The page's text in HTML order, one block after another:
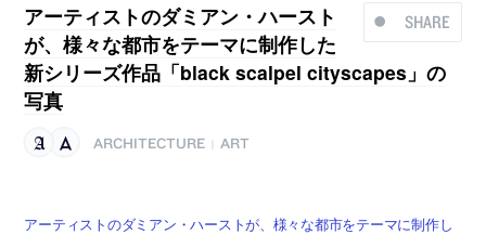
SHARE
アーティストのダミアン・ハースト
が、様々な都市をテーマに制作した
新シリーズ作品「black scalpel cityscapes」の
写真
ARCHITECTURE ART
アーティストのダミアン・ハーストが、様々な都市をテーマに制作し